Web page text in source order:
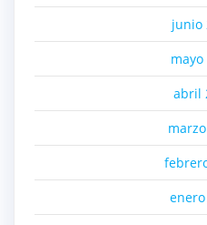
junio
mayo
abril